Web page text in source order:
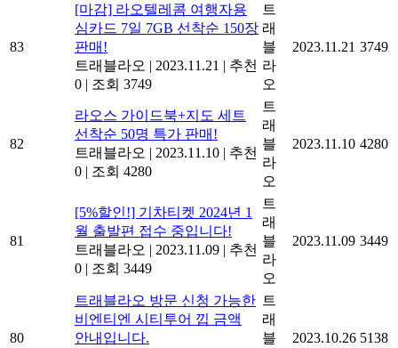
83
[마감] 라오텔레콤 여행자용
심카드 7일 7GB 선착순 150장
판매!
트래블라오 | 2023.11.21 | 추천
0 | 조회 3749
트
래
블
라
오
2023.11.21 3749
82
라오스 가이드북+지도 세트
선착순 50명 특가 판매!
트래블라오 | 2023.11.10 | 추천
0 | 조회 4280
트
래
블
라
오
2023.11.10 4280
81
[5%할인!] 기차티켓 2024년 1
월 출발편 접수 중입니다!
트래블라오 | 2023.11.09 | 추천
0 | 조회 3449
트
래
블
라
오
2023.11.09 3449
80
트래블라오 방문 신청 가능한
비엔티엔 시티투어 낍 금액
안내입니다.
트
래
블
2023.10.26 5138